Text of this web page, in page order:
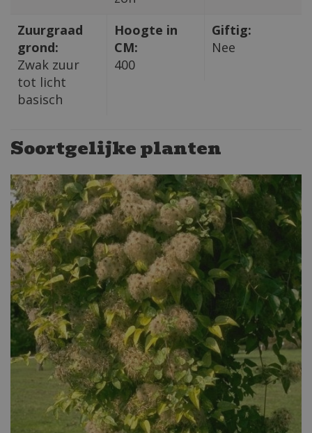
Zuurgraad
grond:
Zwak zuur
tot licht
basisch
Hoogte in
CM:
400
Giftig:
Nee
Soortgelijke planten